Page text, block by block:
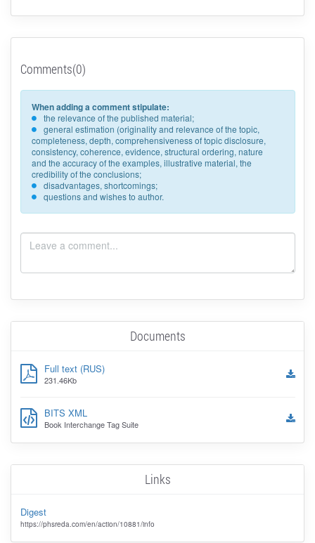
Comments(0)
When adding a comment stipulate:
the relevance of the published material;
general estimation (originality and relevance of the topic,
completeness, depth, comprehensiveness of topic disclosure,
consistency, coherence, evidence, structural ordering, nature
and the accuracy of the examples, illustrative material, the
credibility of the conclusions;
disadvantages, shortcomings;
questions and wishes to author.
Documents
Full text (RUS)
231.46Kb
BITS XML
Book Interchange Tag Suite
Links
Digest
https://phsreda.com/en/action/10881/info